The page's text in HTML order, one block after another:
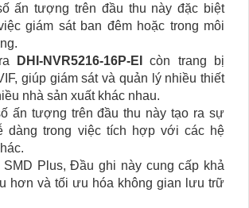
ấn tượng trên đầu thu này đặc biệt
giám sát ban đêm hoặc trong môi
DHI-NVR5216-16P-EI
còn trang bị
giúp giám sát và quản lý nhiều thiết
nhà sản xuất khác nhau.
ấn tượng trên đầu thu này tạo ra sự
dàng trong việc tích hợp với các hệ
Plus, Đầu ghi này cung cấp khả
hơn và tối ưu hóa không gian lưu trữ